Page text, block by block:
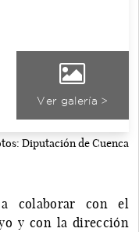
Ver galería >
Diputación de Cuenca
colaborar con el
y con la dirección